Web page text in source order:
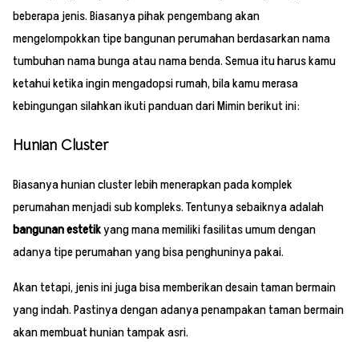
beberapa jenis. Biasanya pihak pengembang akan
mengelompokkan tipe bangunan perumahan berdasarkan nama
tumbuhan nama bunga atau nama benda. Semua itu harus kamu
ketahui ketika ingin mengadopsi rumah, bila kamu merasa
kebingungan silahkan ikuti panduan dari Mimin berikut ini:
Hunian Cluster
Biasanya hunian cluster lebih menerapkan pada komplek
perumahan menjadi sub kompleks. Tentunya sebaiknya adalah
bangunan estetikyang mana memiliki fasilitas umum dengan
adanya tipe perumahan yang bisa penghuninya pakai.
Akan tetapi, jenis ini juga bisa memberikan desain taman bermain
yang indah. Pastinya dengan adanya penampakan taman bermain
akan membuat hunian tampak asri.